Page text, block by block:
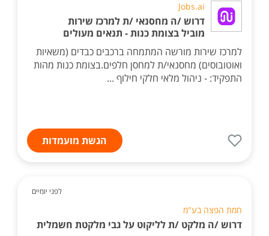
Jobs.ai
דרוש /ה מחסנאי /ת למרכז שירות
מוביל בצומת כנות - תנאים מעולים
למרכז שירות מורשה המתמחה ברכבים כבדים (משאיות
ואוטובוסים) מחסנאי/ת למחסן חלפים.בצומת כנות מהות
התפקיד: - ניהול מלאי חלקי חילוף ...
הגשת מועמדות
לפני יומיים
חמת הפצה בע"מ
דרוש /ה מלקט /ת לליקוט על גבי מלקטת חשמלית